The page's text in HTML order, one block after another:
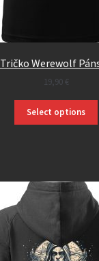
Tričko Werewolf
19,90 €
Select options